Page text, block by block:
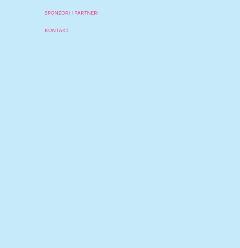
sponzori i partneri
kontakt